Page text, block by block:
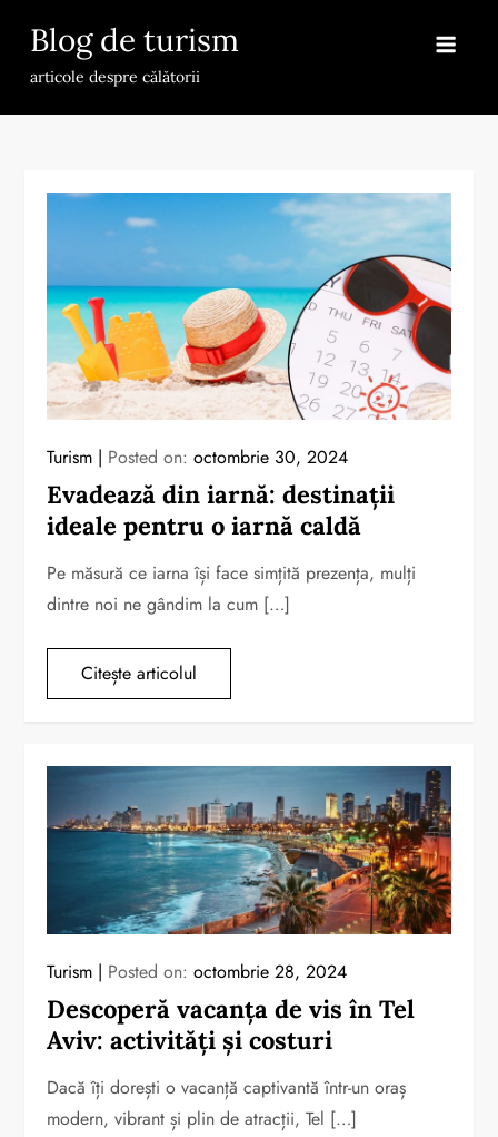
content
Blog de turism
articole despre călătorii
Turism Posted on:octombrie 30, 2024
Evadează din iarnă: destinații
ideale pentru o iarnă caldă
Pe măsură ce iarna își face simțită prezența, mulți
dintre noi ne gândim la cum […]
Citește articolul
Turism Posted on:octombrie 28, 2024
Descoperă vacanța de vis în Tel
Aviv: activități și costuri
Dacă îți dorești o vacanță captivantă într-un oraș
modern, vibrant și plin de atracții, Tel […]